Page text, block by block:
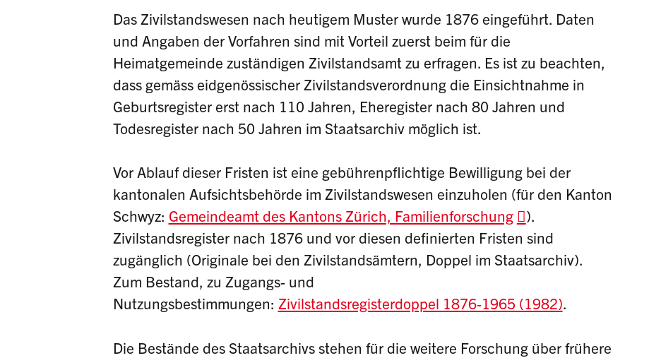
Das Zivilstandswesen nach heutigem Muster wurde 1876 eingeführt. Daten
und Angaben der Vorfahren sind mit Vorteil zuerst beim für die
Heimatgemeinde zuständigen Zivilstandsamt zu erfragen. Es ist zu beachten,
dass gemäss eidgenössischer Zivilstandsverordnung die Einsichtnahme in
Geburtsregister erst nach 110 Jahren, Eheregister nach 80 Jahren und
Todesregister nach 50 Jahren im Staatsarchiv möglich ist.
Vor Ablauf dieser Fristen ist eine gebührenpflichtige Bewilligung bei der
kantonalen Aufsichtsbehörde im Zivilstandswesen einzuholen (für den Kanton
Schwyz: Gemeindeamt des Kantons Zürich, Familienforschung
).
Zivilstandsregister nach 1876 und vor diesen definierten Fristen sind
zugänglich (Originale bei den Zivilstandsämtern, Doppel im Staatsarchiv).
Zum Bestand, zu Zugangs- und
Nutzungsbestimmungen: Zivilstandsregisterdoppel 1876-1965 (1982).
Die Bestände des Staatsarchivs stehen für die weitere Forschung über frühere